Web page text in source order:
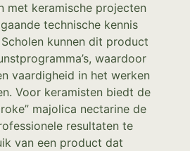
met keramische projecten
technische kennis
kunnen dit product
waardoor
vaardigheid in het werken
Voor keramisten biedt de
majolica nectarine de
resultaten te
van een product dat